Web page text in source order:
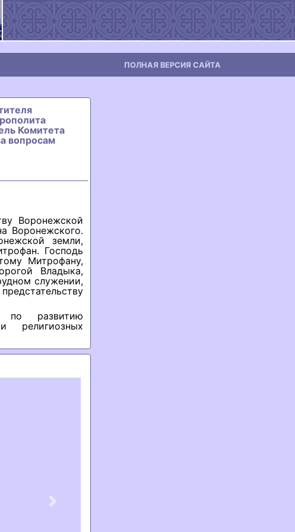
ПОЛНАЯ ВЕРСИЯ САЙТА
Комитета
вопросам
Воронежской
Воронежского.
земли,
Господь
Митрофану,
Владыка,
служении,
по развитию
религиозных
Next